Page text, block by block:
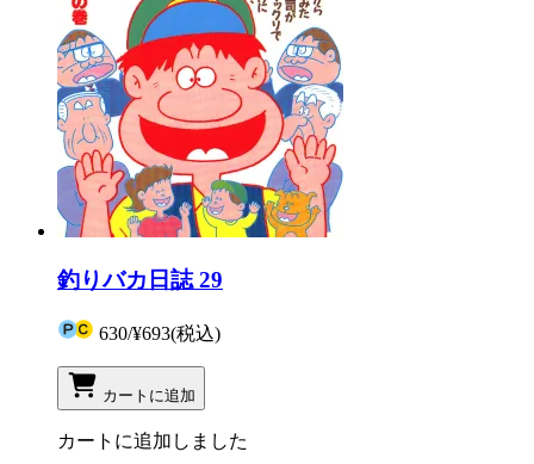
釣りバカ日誌 29
630/¥693(税込)
カートに追加
カートに追加しました